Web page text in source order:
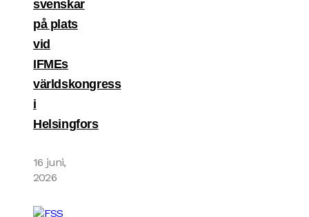
svenskar
på plats
vid
IFMEs
världskongress
i
Helsingfors
16 juni,
2026